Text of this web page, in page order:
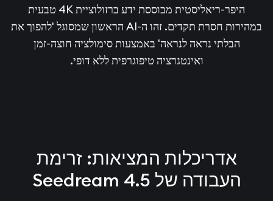
היפר-ריאליסטית מבוססת ידע ברזולוציית 4K טבעית
במהירות חסרת תקדים. זהו ה-AI הראשון שמסוגל 'להפוך את
הבלתי נראה לנראה' באמצעות סימולציה חוצה-זמן
ואינטגרציה טיפוגרפית ללא דופי.
אדריכלות המציאות: זרימת
העבודה של Seedream 4.5